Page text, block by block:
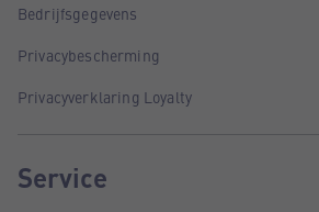
Bedrijfsgegevens
Privacybescherming
Privacyverklaring Loyalty
Service